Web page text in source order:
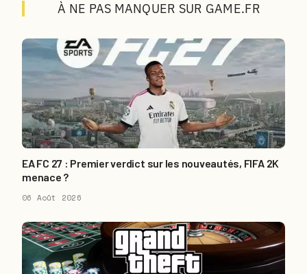
À NE PAS MANQUER SUR GAME.FR
EA FC 27 : Premier verdict sur les nouveautés, FIFA 2K
menace ?
06 Août 2026